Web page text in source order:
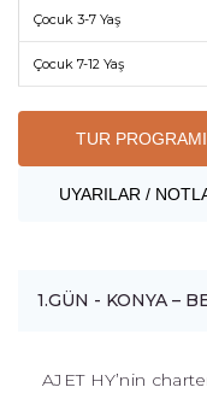
Çocuk 3-7 Yaş
Çocuk 7-12 Yaş
TUR PROGRAMI
UYARILAR /
1.GÜN - KONYA –
AJET HY’nin